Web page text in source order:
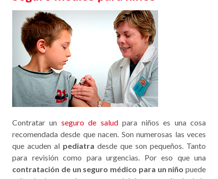
Contratar un seguro de saludpara niños es una cosa
recomendada desde que nacen. Son numerosas las veces
que acuden al pediatra desde que son pequeños. Tanto
para revisión como para urgencias. Por eso que una
contratación de un seguro médico para un niño puede